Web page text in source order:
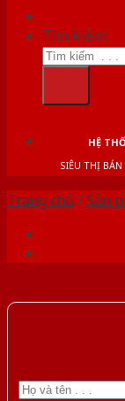
Tìm kiếm:
HỆ
SIÊU THỊ
Trang chủ /Sản